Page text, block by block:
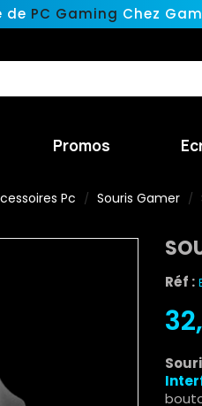
de PC Gaming Chez
Promos
Pc Souris Gamer
Réf :